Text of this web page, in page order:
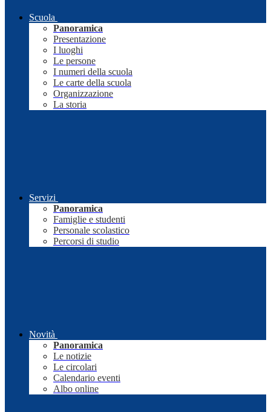
Scuola
Panoramica
Presentazione
I luoghi
Le persone
I numeri della scuola
Le carte della scuola
Organizzazione
La storia
Servizi
Panoramica
Famiglie e studenti
Personale scolastico
Percorsi di studio
Novità
Panoramica
Le notizie
Le circolari
Calendario eventi
Albo online